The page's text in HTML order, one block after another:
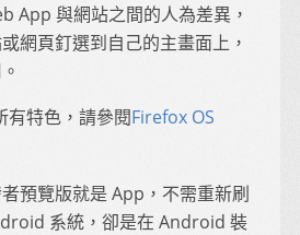
App 與網站之間的人為差異，
網頁釘選到自己的主畫面上，
有特色，請參閱Firefox OS
預覽版就是 App，不需重新刷
系統，卻是在 Android 裝